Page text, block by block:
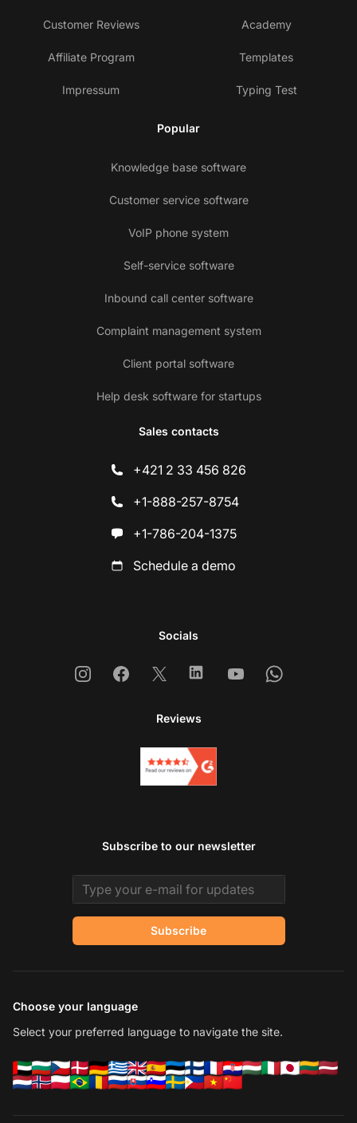
Customer Reviews
Affiliate Program
Impressum
Academy
Templates
Typing Test
Popular
Knowledge base software
Customer service software
VoIP phone system
Self-service software
Inbound call center software
Complaint management system
Client portal software
Help desk software for startups
Sales contacts
+421 2 33 456 826
+1-888-257-8754
+1-786-204-1375
Schedule a demo
Socials
InstagramFacebook
X LinkedinYoutubeWhatsapp
Reviews
Subscribe to our newsletter
Email address
Subscribe
Choose your language
Select your preferred language to navigate the site.